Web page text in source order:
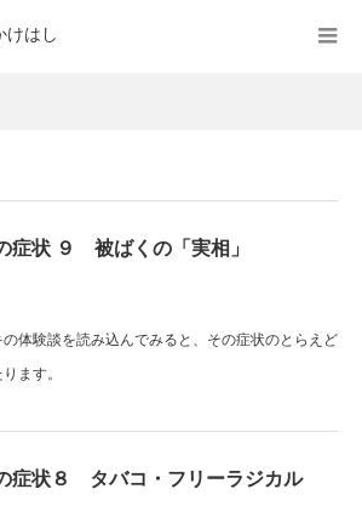
けはし
症状 ９ 被ばくの「実相」
体験談を読み込んでみると、その症状のとらえど
ます。
症状８ タバコ・フリーラジカル